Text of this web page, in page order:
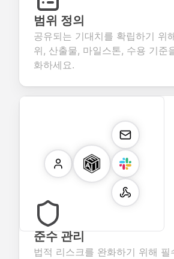
범위 정의
공유되는 기대치를 확립하기 위
위, 산출물, 마일스톤, 수용 기준
화하세요.
준수 관리
법적 리스크를 완화하기 위해 필